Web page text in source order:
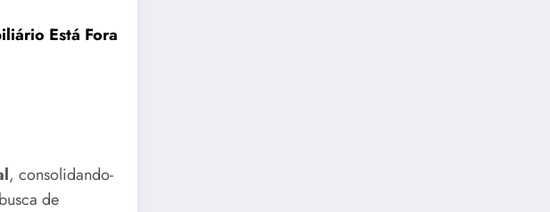
Está Fora
, consolidando-
de